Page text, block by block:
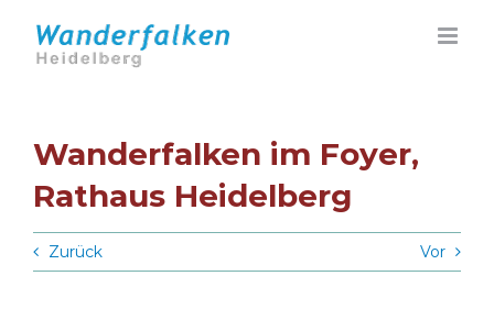
Inhalt
springen
Wanderfalken im Foyer,
Rathaus Heidelberg
Zurück Vor